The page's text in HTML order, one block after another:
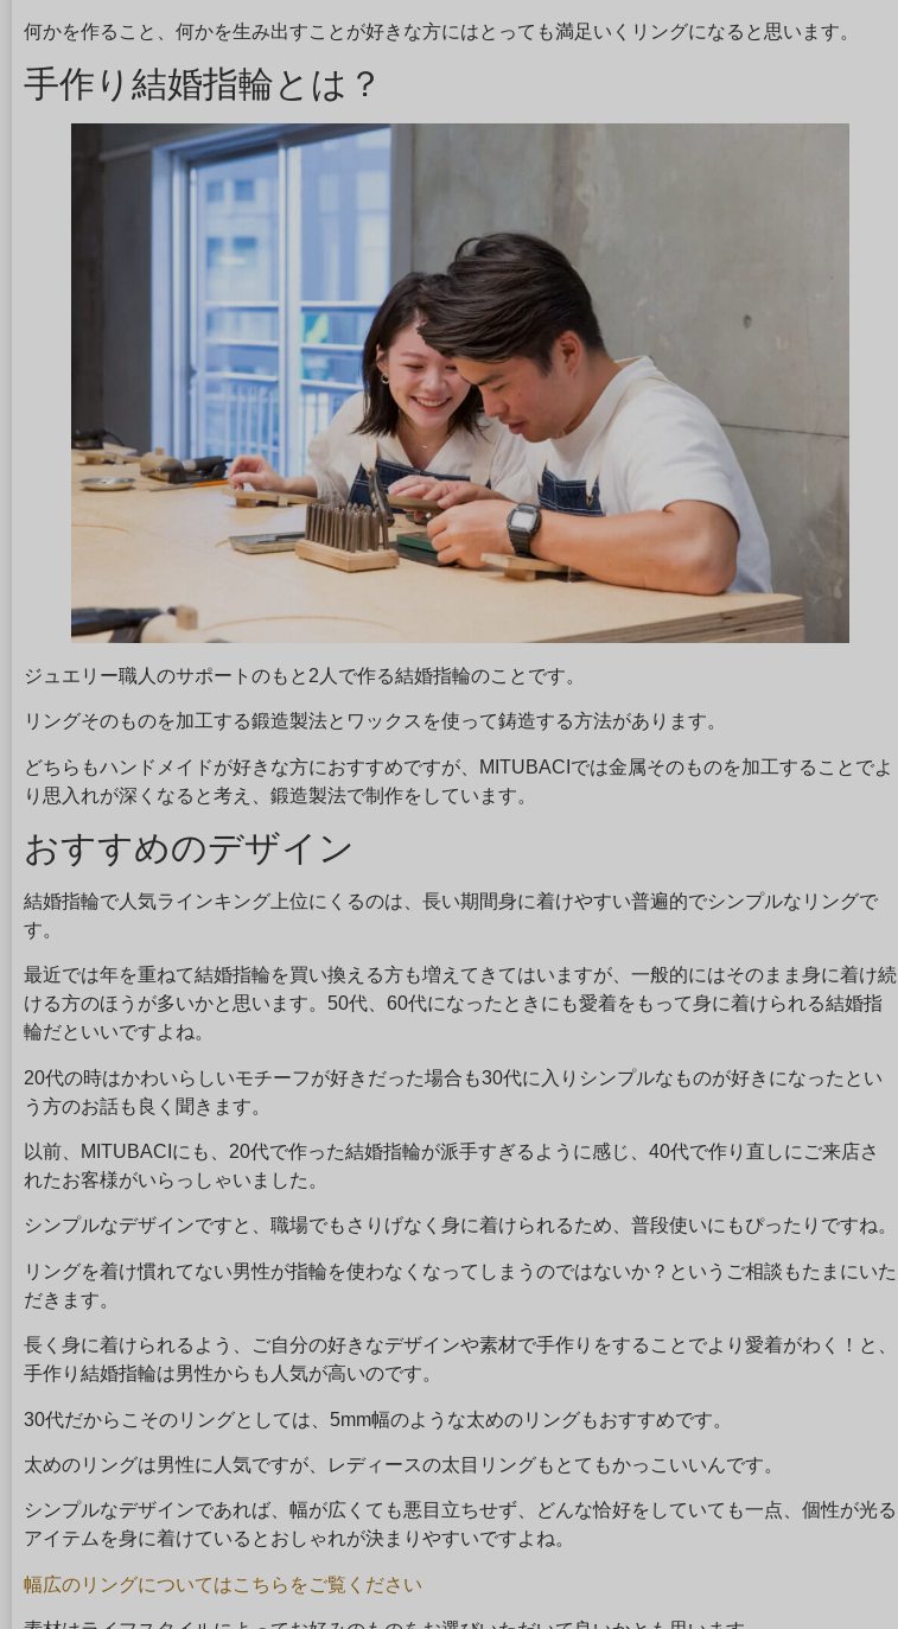
何かを作ること、何かを生み出すことが好きな方にはとっても満足いくリングになると思います。
手作り結婚指輪とは？
ジュエリー職人のサポートのもと2人で作る結婚指輪のことです。
リングそのものを加工する鍛造製法とワックスを使って鋳造する方法があります。
どちらもハンドメイドが好きな方におすすめですが、MITUBACIでは金属そのものを加工することでよ
り思入れが深くなると考え、鍛造製法で制作をしています。
おすすめのデザイン
結婚指輪で人気ラインキング上位にくるのは、長い期間身に着けやすい普遍的でシンプルなリングで
す。
最近では年を重ねて結婚指輪を買い換える方も増えてきてはいますが、一般的にはそのまま身に着け続
ける方のほうが多いかと思います。50代、60代になったときにも愛着をもって身に着けられる結婚指
輪だといいですよね。
20代の時はかわいらしいモチーフが好きだった場合も30代に入りシンプルなものが好きになったとい
う方のお話も良く聞きます。
以前、MITUBACIにも、20代で作った結婚指輪が派手すぎるように感じ、40代で作り直しにご来店さ
れたお客様がいらっしゃいました。
シンプルなデザインですと、職場でもさりげなく身に着けられるため、普段使いにもぴったりですね。
リングを着け慣れてない男性が指輪を使わなくなってしまうのではないか？というご相談もたまにいた
だきます。
長く身に着けられるよう、ご自分の好きなデザインや素材で手作りをすることでより愛着がわく！と、
手作り結婚指輪は男性からも人気が高いのです。
30代だからこそのリングとしては、5mm幅のような太めのリングもおすすめです。
太めのリングは男性に人気ですが、レディースの太目リングもとてもかっこいいんです。
シンプルなデザインであれば、幅が広くても悪目立ちせず、どんな恰好をしていても一点、個性が光る
アイテムを身に着けているとおしゃれが決まりやすいですよね。
幅広のリングについてはこちらをご覧ください